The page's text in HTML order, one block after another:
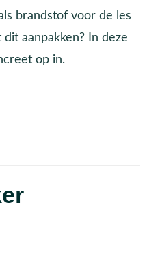
brandstof voor de les
aanpakken? In deze
op in.